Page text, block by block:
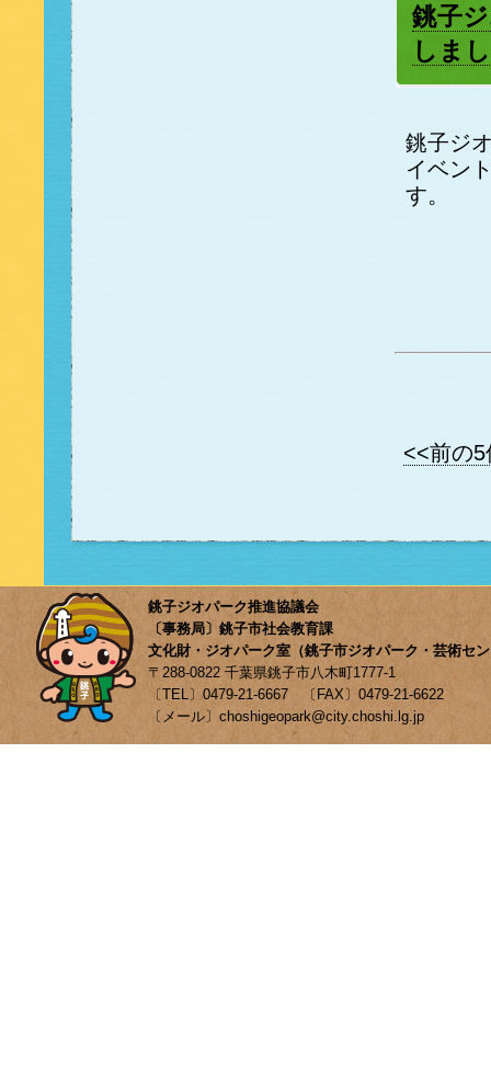
銚子
しま
銚子ジ
イベン
す。
<<前の5
銚子ジオパーク推進協議会
〔事務局〕銚子市社会教育課
文化財・ジオパーク室（銚子市ジオパーク・芸術セ
〒288-0822 千葉県銚子市八木町1777-1
〔TEL〕0479-21-6667 〔FAX〕0479-21-6622
〔メール〕choshigeopark@city.choshi.lg.jp